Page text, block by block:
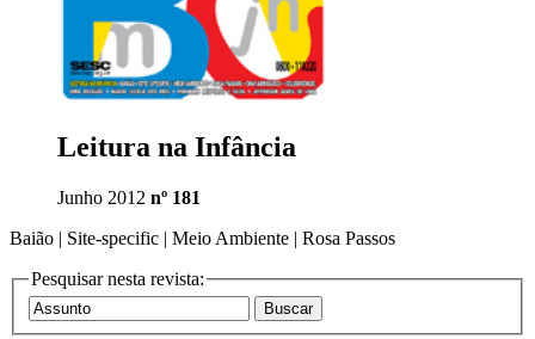
Leitura na Infância
Junho 2012 nº 181
Baião | Site-specific | Meio Ambiente | Rosa Passos
Pesquisar nesta revista: